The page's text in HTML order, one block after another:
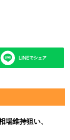
場維持狙い、